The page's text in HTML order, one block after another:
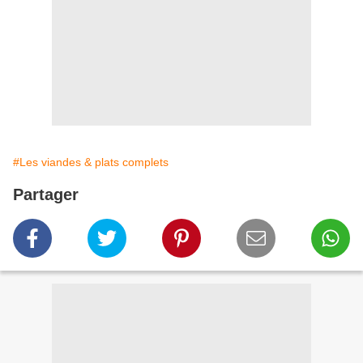
#Les viandes & plats complets
Partager